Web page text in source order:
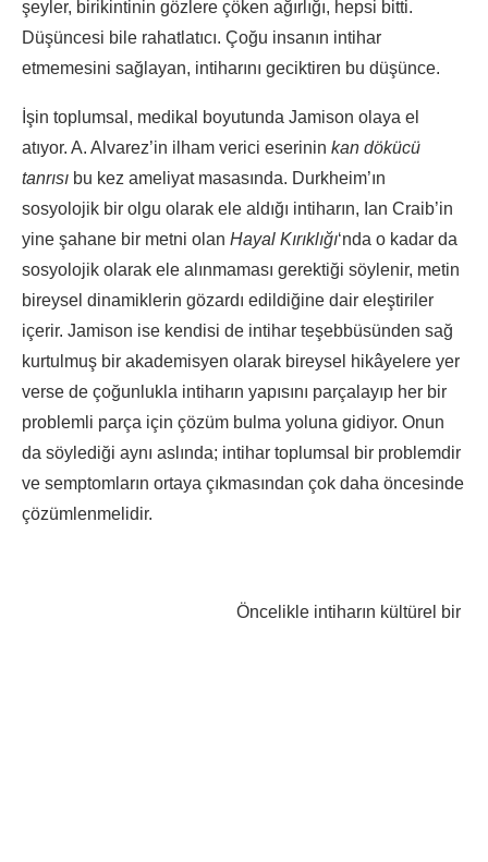
şeyler, birikintinin gözlere çöken ağırlığı, hepsi bitti.
Düşüncesi bile rahatlatıcı. Çoğu insanın intihar
etmemesini sağlayan, intiharını geciktiren bu düşünce.
İşin toplumsal, medikal boyutunda Jamison olaya el
atıyor. A. Alvarez’in ilham verici eserinin kan dökücü
tanrısı bu kez ameliyat masasında. Durkheim’ın
sosyolojik bir olgu olarak ele aldığı intiharın, Ian Craib’in
yine şahane bir metni olan Hayal Kırıklığı‘nda o kadar da
sosyolojik olarak ele alınmaması gerektiği söylenir, metin
bireysel dinamiklerin gözardı edildiğine dair eleştiriler
içerir. Jamison ise kendisi de intihar teşebbüsünden sağ
kurtulmuş bir akademisyen olarak bireysel hikâyelere yer
verse de çoğunlukla intiharın yapısını parçalayıp her bir
problemli parça için çözüm bulma yoluna gidiyor. Onun
da söylediği aynı aslında; intihar toplumsal bir problemdir
ve semptomların ortaya çıkmasından çok daha öncesinde
çözümlenmelidir.
Öncelikle intiharın kültürel bir